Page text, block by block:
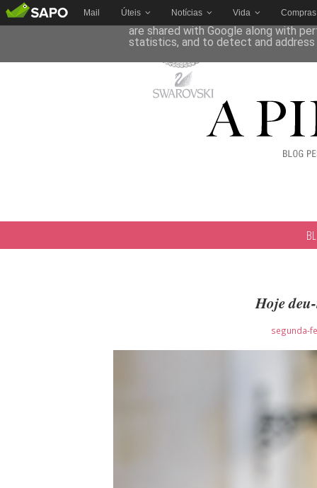
Mail Úteis Notícias Vida Compras
Hoje
segunda-
This site uses cookies from Google
are shared with Google along with
statistics, and to detect and address